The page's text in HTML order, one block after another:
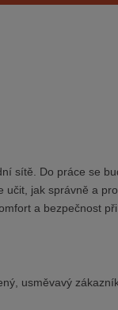
sítě. Do práce se
jak správně a
a bezpečnost
usměvavý